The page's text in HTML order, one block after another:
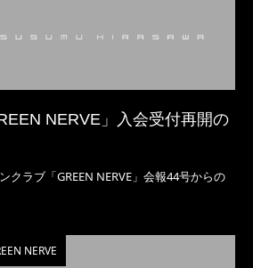
NERVE」入会受付再開の
クラブ「GREEN NERVE」会報44号からの
NERVE